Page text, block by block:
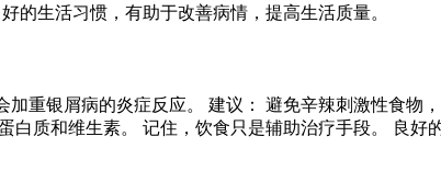
的生活习惯，有助于改善病情，提高生活质量。
加重银屑病的炎症反应。 建议： 避免辛辣刺激性食
白质和维生素。 记住，饮食只是辅助治疗手段。 良好